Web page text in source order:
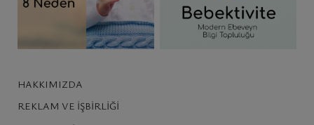
HAKKIMIZDA
REKLAM VE İŞBIRLIĞI